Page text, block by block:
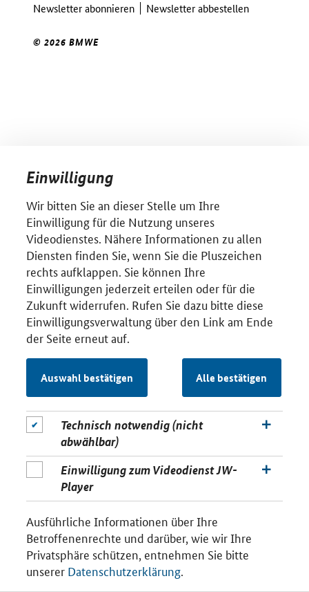
Newsletter abonnieren Newsletter abbestellen
© 2026 BMWE
Einwilligung
Wir bitten Sie an dieser Stelle um Ihre
Einwilligung für die Nutzung unseres
Videodienstes. Nähere Informationen zu allen
Diensten finden Sie, wenn Sie die Pluszeichen
rechts aufklappen. Sie können Ihre
Einwilligungen jederzeit erteilen oder für die
Zukunft widerrufen. Rufen Sie dazu bitte diese
Einwilligungsverwaltung über den Link am Ende
der Seite erneut auf.
Auswahl bestätigen Alle bestätigen
Technisch notwendig (nicht
abwählbar)
Einwilligung zum Videodienst JW-
Player
Ausführliche Informationen über Ihre
Betroffenenrechte und darüber, wie wir Ihre
Privatsphäre schützen, entnehmen Sie bitte
unserer Datenschutzerklärung.